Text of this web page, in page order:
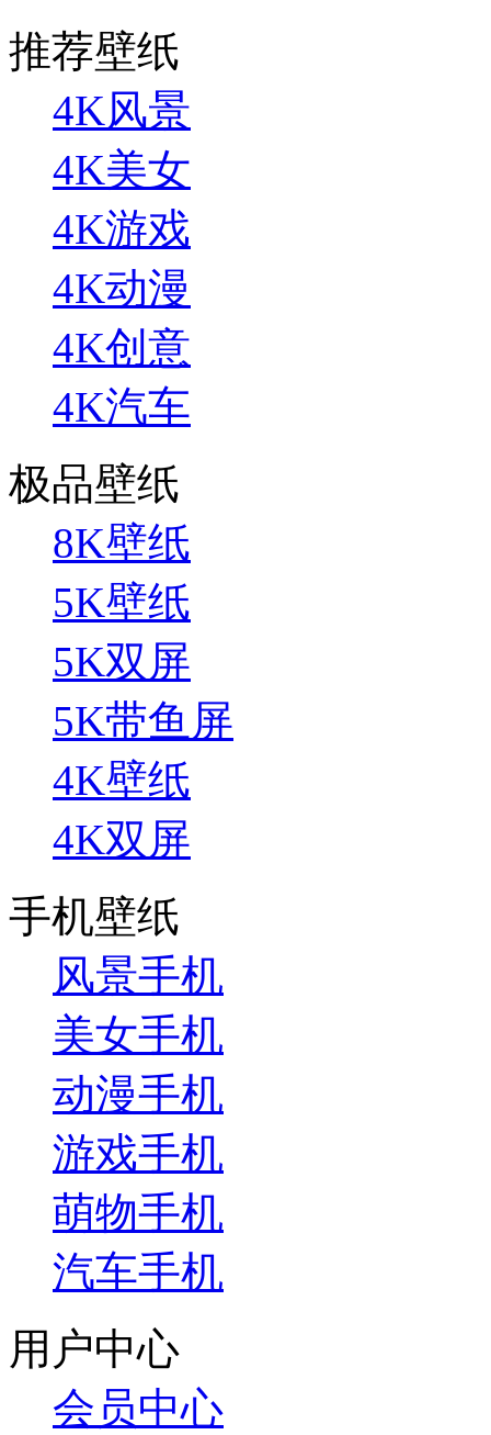
推荐壁纸
4K风景
4K美女
4K游戏
4K动漫
4K创意
4K汽车
极品壁纸
8K壁纸
5K壁纸
5K双屏
5K带鱼屏
4K壁纸
4K双屏
手机壁纸
风景手机
美女手机
动漫手机
游戏手机
萌物手机
汽车手机
用户中心
会员中心